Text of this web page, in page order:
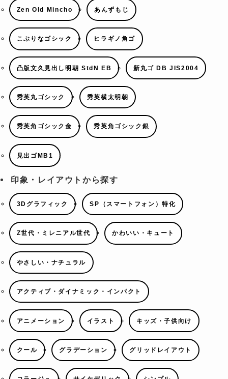
Zen Old Mincho あんずもじ
こぶりなゴシック ヒラギノ角ゴ
凸版文久見出し明朝 StdN EB 新丸ゴ DB JIS2004
秀英丸ゴシック 秀英横太明朝
秀英角ゴシック金 秀英角ゴシック銀
見出ゴMB1
印象・レイアウトから探す
3Dグラフィック SP（スマートフォン）特化
Z世代・ミレニアル世代 かわいい・キュート
やさしい・ナチュラル
アクティブ・ダイナミック・インパクト
アニメーション イラスト キッズ・子供向け
クール グラデーション グリッドレイアウト